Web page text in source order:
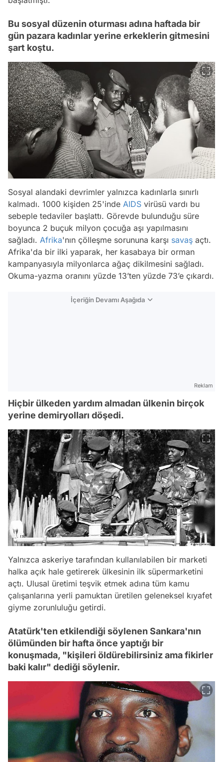
Bu sosyal düzenin oturması adına haftada bir
gün pazara kadınlar yerine erkeklerin gitmesini
şart koştu.
Sosyal alandaki devrimler yalnızca kadınlarla sınırlı
kalmadı. 1000 kişiden 25'inde AIDS virüsü vardı bu
sebeple tedaviler başlattı. Görevde bulunduğu süre
boyunca 2 buçuk milyon çocuğa aşı yapılmasını
sağladı. Afrika'nın çölleşme sorununa karşı savaş açtı.
Afrika'da bir ilki yaparak, her kasabaya bir orman
kampanyasıyla milyonlarca ağaç dikilmesini sağladı.
Okuma-yazma oranını yüzde 13’ten yüzde 73’e çıkardı.
İçeriğin Devamı Aşağıda
Reklam
Hiçbir ülkeden yardım almadan ülkenin birçok
yerine demiryolları döşedi.
Yalnızca askeriye tarafından kullanılabilen bir marketi
halka açık hale getirerek ülkesinin ilk süpermarketini
açtı. Ulusal üretimi teşvik etmek adına tüm kamu
çalışanlarına yerli pamuktan üretilen geleneksel kıyafet
giyme zorunluluğu getirdi.
Atatürk'ten etkilendiği söylenen Sankara'nın
ölümünden bir hafta önce yaptığı bir
konuşmada, "kişileri öldürebilirsiniz ama fikirler
baki kalır" dediği söylenir.